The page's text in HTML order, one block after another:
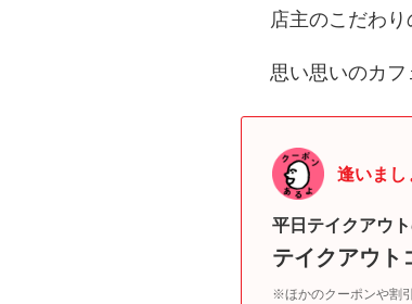
店主のこだわり
思い思いのカフ
逢いまし
平日テイクアウ
テイクアウト
※ほかのクーポンや割